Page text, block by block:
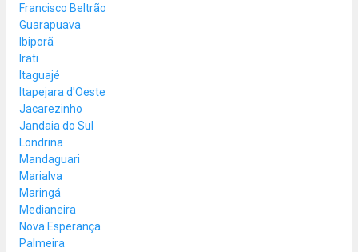
Francisco Beltrão
Guarapuava
Ibiporã
Irati
Itaguajé
Itapejara d'Oeste
Jacarezinho
Jandaia do Sul
Londrina
Mandaguari
Marialva
Maringá
Medianeira
Nova Esperança
Palmeira